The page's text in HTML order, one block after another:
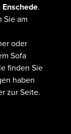
.
Sie am
oder
Sofa
finden Sie
haben
zur Seite.